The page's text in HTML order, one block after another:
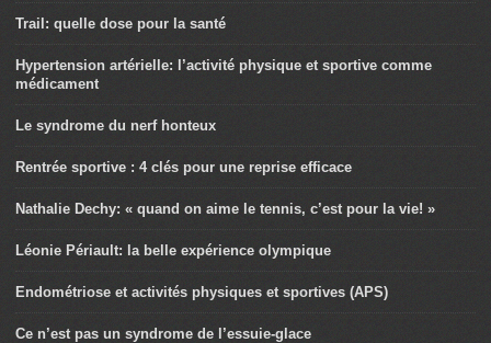
Trail: quelle dose pour la santé
Hypertension artérielle: l’activité physique et sportive comme
médicament
Le syndrome du nerf honteux
Rentrée sportive : 4 clés pour une reprise efficace
Nathalie Dechy: « quand on aime le tennis, c’est pour la vie! »
Léonie Périault: la belle expérience olympique
Endométriose et activités physiques et sportives (APS)
Ce n’est pas un syndrome de l’essuie-glace